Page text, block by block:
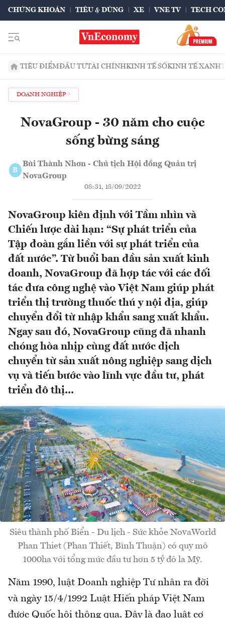
CHỨNG KHOÁN TIÊU & DÙNG XE VNE TV TECH
TIÊU ĐIỂMĐẦU TƯTÀI CHÍNHKINH TẾ SỐKINH TẾ XANH
DOANH NGHIỆP
NovaGroup - 30 năm cho cuộc
sống bừng sáng
B
Bùi Thành Nhơn - Chủ tịch Hội đồng Quản trị
NovaGroup
08:31, 18/09/2022
NovaGroup kiên định với Tầm nhìn và
Chiến lược dài hạn: “Sự phát triển của
Tập đoàn gắn liền với sự phát triển của
đất nước”. Từ buổi ban đầu sản xuất kinh
doanh, NovaGroup đã hợp tác với các đối
tác đưa công nghệ vào Việt Nam giúp phát
triển thị trường thuốc thú y nội địa, giúp
chuyển đổi từ nhập khẩu sang xuất khẩu.
Ngay sau đó, NovaGroup cũng đã nhanh
chóng hòa nhịp cùng đất nước dịch
chuyển từ sản xuất nông nghiệp sang dịch
vụ và tiến bước vào lĩnh vực đầu tư, phát
triển đô thị...
Siêu thành phố Biển - Du lịch - Sức khỏe NovaWorld
Phan Thiet (Phan Thiết, Bình Thuận) có quy mô
1000ha với tổng mức đầu tư hơn 5 tỷ đô la Mỹ.
Năm 1990, luật Doanh nghiệp Tư nhân ra đời
và ngày 15/4/1992 Luật Hiến pháp Việt Nam
được Quốc hội thông qua. Đây là đạo luật cơ